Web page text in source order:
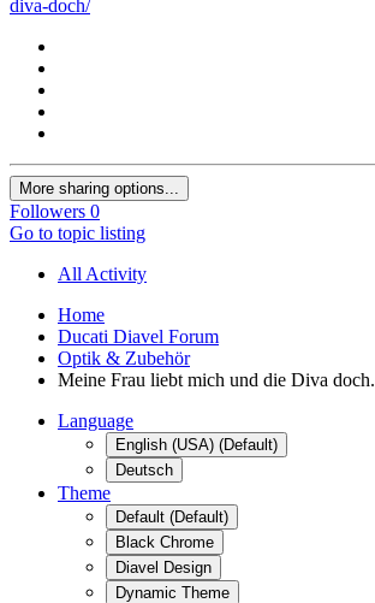
diva-doch/
More sharing options...
Followers 0
Go to topic listing
All Activity
Home
Ducati Diavel Forum
Optik & Zubehör
Meine Frau liebt mich und die Diva doch.
Language
English (USA) (Default)
Deutsch
Theme
Default (Default)
Black Chrome
Diavel Design
Dynamic Theme